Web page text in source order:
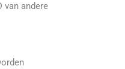
van andere